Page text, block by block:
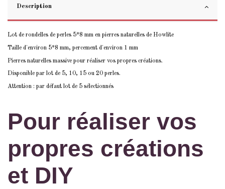
Description
Lot de rondelles de perles 5*8 mm en pierres naturelles de Howlite
Taille d'environ 5*8 mm, percement d'environ 1 mm
Pierres naturelles massive pour réaliser vos propres créations.
Disponible par lot de 5, 10, 15 ou 20 perles.
Attention : par défaut lot de 5 sélectionnés
Pour réaliser vos
propres créations
et DIY